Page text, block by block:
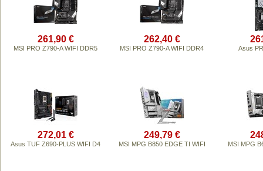
261,90 €
MSI PRO Z790-A WIFI DDR5
262,40 €
MSI PRO Z790-A WIFI DDR4 Asus
272,01 €
Asus TUF Z690-PLUS WIFI D4
249,79 €
MSI MPG B850 EDGE TI WIFI MSI MPG